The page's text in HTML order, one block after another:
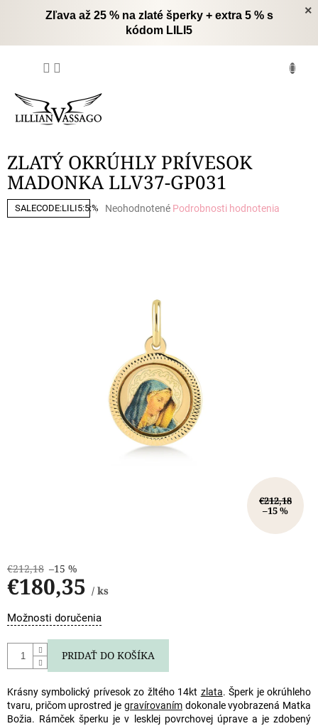
×
Zľava až 25 % na zlaté šperky + extra 5 % s
kódom LILI5
ZLATÝ OKRÚHLY PRÍVESOK
MADONKA LLV37-GP031
SALECODE:LILI5:5:%
Priemerné
hviezdičiek.
Neohodnotené Podrobnosti hodnotenia
€212,18
–15 %
€212,18 –15 %
€180,35 / ks
Jednotková
cena:
Možnosti doručenia
PRIDAŤ DO KOŠÍKA
Krásny symbolický prívesok zo žltého 14kt zlata. Šperk je okrúhleho
tvaru, pričom uprostred je gravírovanímdokonale vyobrazená Matka
Božia. Rámček šperku je v lesklej povrchovej úprave a je zdobený